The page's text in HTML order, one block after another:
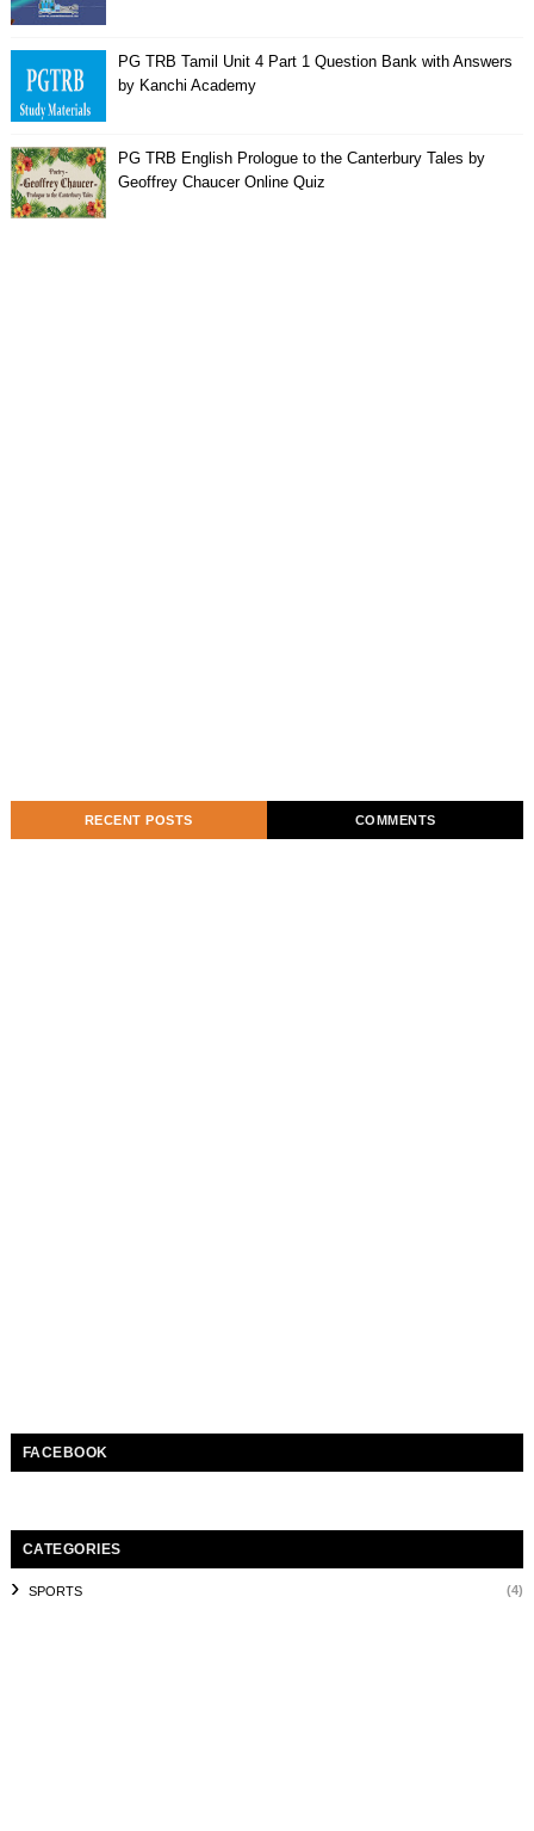
PG TRB Tamil Unit 4 Part 1 Question Bank with Answers
by Kanchi Academy
PG TRB English Prologue to the Canterbury Tales by
Geoffrey Chaucer Online Quiz
RECENT POSTS COMMENTS
FACEBOOK
CATEGORIES
SPORTS (4)